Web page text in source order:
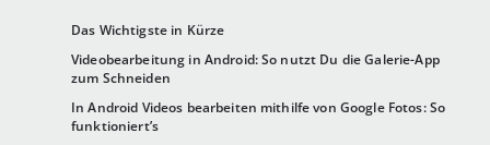
Das Wichtigste in Kürze
Videobearbeitung in Android: So nutzt Du die Galerie-App
zum Schneiden
In Android Videos bearbeiten mithilfe von Google Fotos: So
funktioniert’s